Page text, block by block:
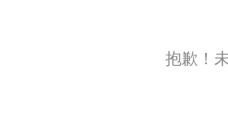
抱歉！